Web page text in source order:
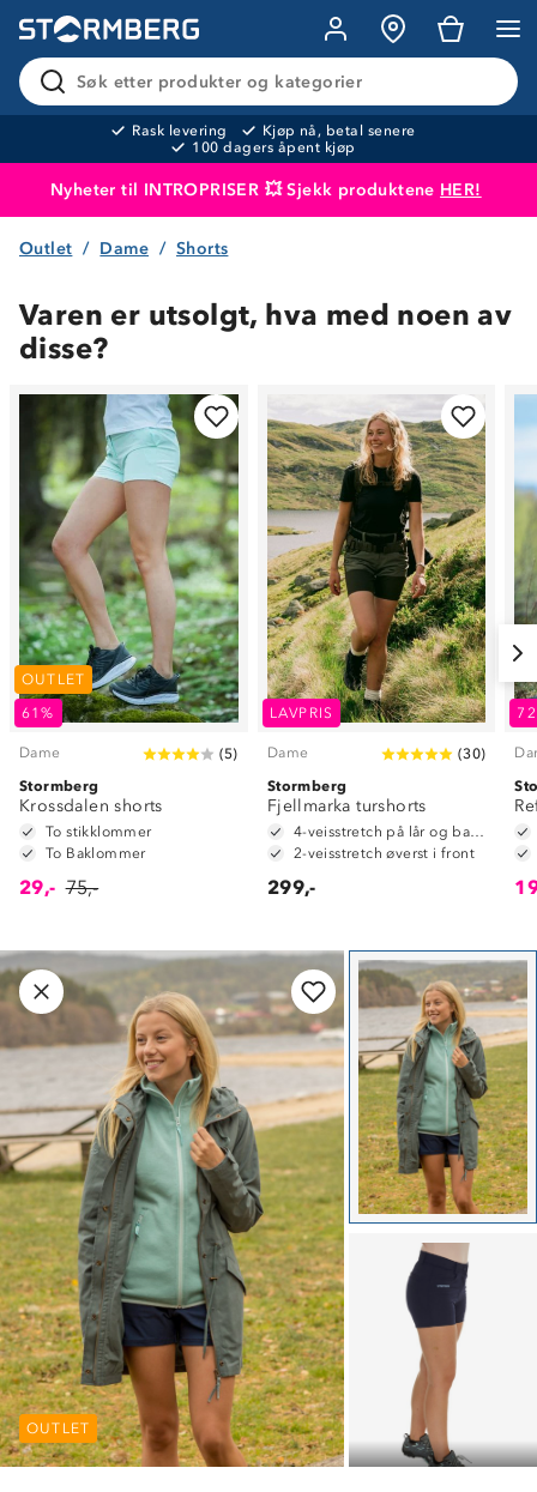
Søk etter produkter og kategorier
Rask levering
Kjøp nå, betal senere
100 dagers åpent kjøp
Nyheter til INTROPRISER 💥 Sjekk produktene HER!
Produktet er lagt i handlekurven
Outlet Dame Shorts
Varen er utsolgt, hva med noen av
disse?
OUTLET
61%
Dame (5)
Stormberg
Krossdalen shorts
To stikklommer
To Baklommer
29,- 75,-
LAVPRIS
Dame (30)
Stormberg
Fjellmarka turshorts
4-veisstretch på lår og baken
2-veisstretch øverst i front
299,-
OUTLET OUTLET
OUTLET